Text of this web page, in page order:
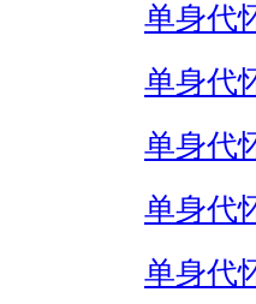
单身代
单身代
单身代
单身代
单身代